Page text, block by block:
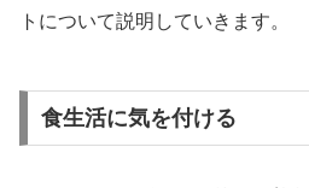
トについて説明していきます。
食生活に気を付ける